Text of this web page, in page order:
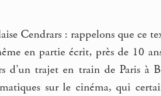
Cendrars : rappelons que ce
en partie écrit, près de 10 ans
d’un trajet en train de Paris à
sur le cinéma, qui